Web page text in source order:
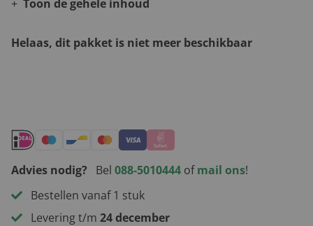
Toon de gehele inhoud
Helaas, dit pakket is niet meer beschikbaar
Advies nodig? Bel 088-5010444 ofmail ons!
Bestellen vanaf 1 stuk
Levering t/m 24 december